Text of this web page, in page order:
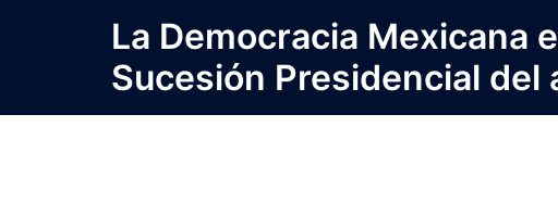
La Democracia Mexicana
Sucesión Presidencial del